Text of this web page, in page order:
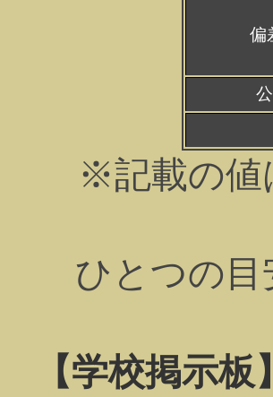
偏
※記載の値
ひとつの
【学校掲示板】